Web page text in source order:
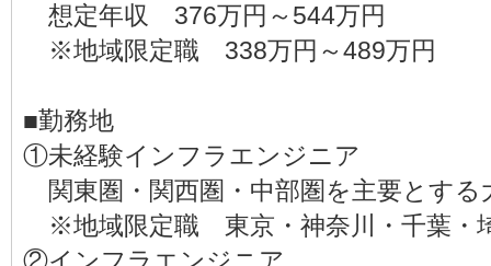
想定年収 376万円～544万円
※地域限定職 338万円～489万円
■勤務地
①未経験インフラエンジニア
関東圏・関西圏・中部圏を主要とす
※地域限定職 東京・神奈川・千葉・